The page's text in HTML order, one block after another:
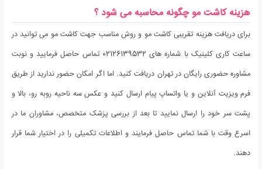
هزینه کاشت مو چگونه محاسبه می شود ؟
برای دریافت هزینه تقریبی کاشت مو و روش مناسب جهت کاشت مو می توانید در
ساعت کاری کلینیک با شماره های 02126139532 تماس حاصل فرمایید و نوبت
مشاوره حضوری رایگان در تهران دریافت کنید. اما اگر امکان حضور ندارید از طریق
فرم ویزیت آنلاین و یا واتساپ پیام ارسال کنید و عکس سه ناحیه روبه رو، بالا و
پشت سر خود را ارسال نمایید تا بعد از بررسی پزشک متخصص، مشاوران ما در
اسرع وقت با شما تماس حاصل فرمایند و اطلاعات تکمیلی را در اختیار شما قرار
دهند.